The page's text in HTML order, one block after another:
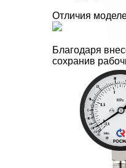
Отличия
Благодаря
сохранив